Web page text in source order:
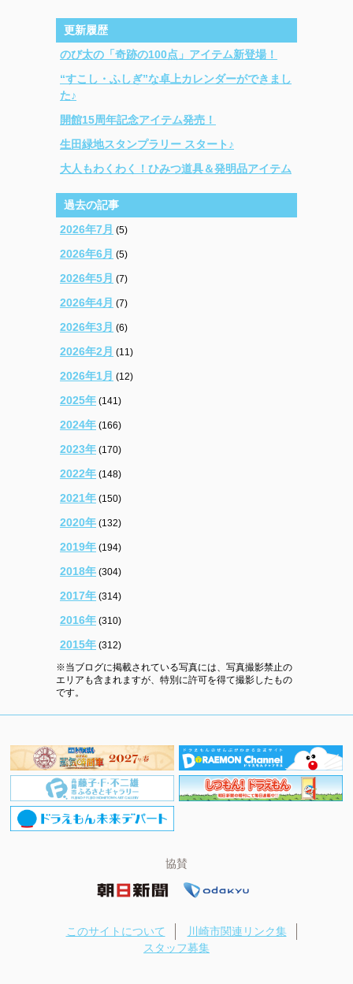
更新履歴
のび太の「奇跡の100点」アイテム新登場！
“すこし・ふしぎ”な卓上カレンダーができまし
た♪
開館15周年記念アイテム発売！
生田緑地スタンプラリー スタート♪
大人もわくわく！ひみつ道具＆発明品アイテム
過去の記事
2026年7月 (5)
2026年6月 (5)
2026年5月 (7)
2026年4月 (7)
2026年3月 (6)
2026年2月 (11)
2026年1月 (12)
2025年 (141)
2024年 (166)
2023年 (170)
2022年 (148)
2021年 (150)
2020年 (132)
2019年 (194)
2018年 (304)
2017年 (314)
2016年 (310)
2015年 (312)
※当ブログに掲載されている写真には、写真撮影禁止の
エリアも含まれますが、特別に許可を得て撮影したもの
です。
協賛
このサイトについて
川崎市関連リンク集
スタッフ募集